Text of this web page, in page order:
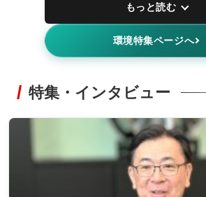
もっと読む
環境特集ページへ
特集・インタビュー